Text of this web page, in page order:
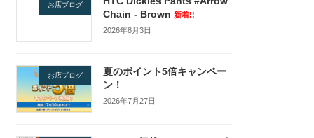
お店ブログ
Chain - Brown 新着!!
2026年8月3日
お店ブログ
夏のポイント5倍キャンペー
ン！
2026年7月27日